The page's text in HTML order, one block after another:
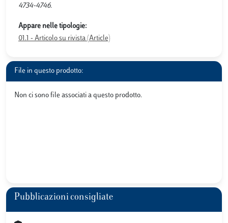
4734-4746.
Appare nelle tipologie:
01.1 - Articolo su rivista (Article)
File in questo prodotto:
Non ci sono file associati a questo prodotto.
Pubblicazioni consigliate